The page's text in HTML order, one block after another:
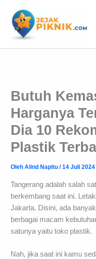
konten
Butuh
Harganya
Dia 10
Plastik
OlehAlind Napitu/14 Juli 2024
Tangerang adalah salah
berkembang saat ini.
Jakarta. Disini, ada
berbagai macam
satunya yaitu toko plastik.
Nah, jika saat ini kamu